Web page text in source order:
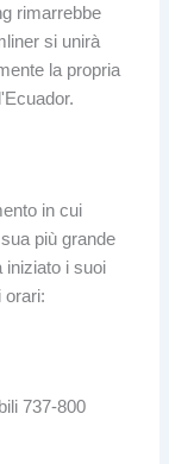
rimarrebbe
si unirà
la propria
in cui
più grande
iniziato i suoi
orari:
737-800